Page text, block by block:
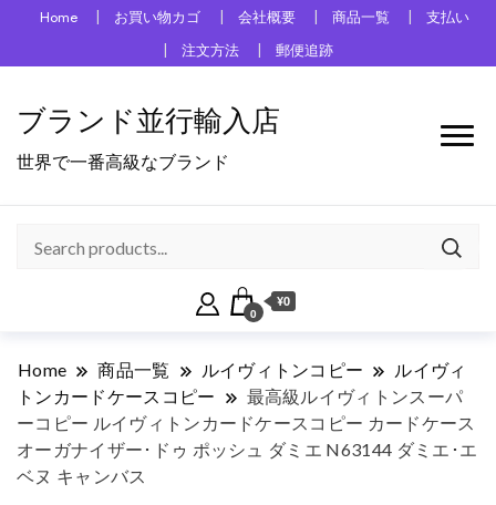
Home お買い物カゴ 会社概要 商品一覧
支払い
注文方法
郵便追跡
ブランド並行輸入店
世界で一番高級なブランド
0
¥0
Home 商品一覧 ルイヴィトンコピー
ルイヴィ
トンカードケースコピー
最高級ルイヴィトンスーパ
ーコピー ルイヴィトンカードケースコピー カードケース
オーガナイザー･ドゥ ポッシュ ダミエ N63144 ダミエ･エ
ベヌ キャンバス